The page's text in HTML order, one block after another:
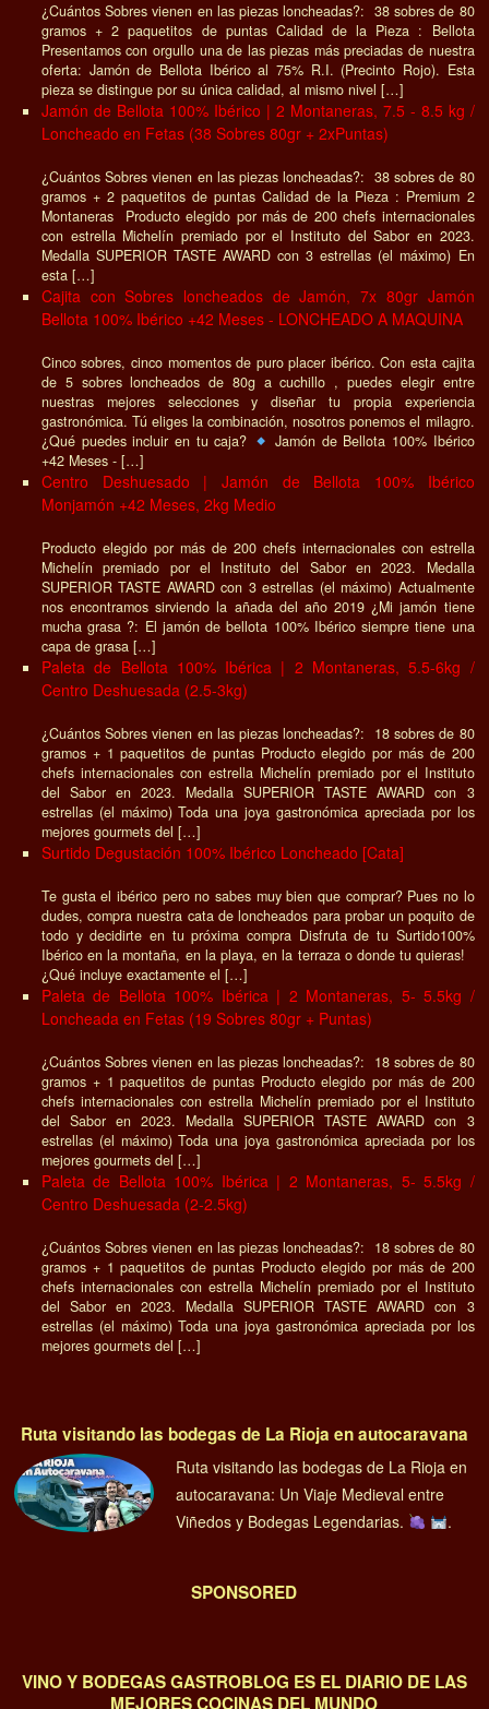
¿Cuántos Sobres vienen en las piezas loncheadas?: 38 sobres de 80
gramos + 2 paquetitos de puntas Calidad de la Pieza : Bellota
Presentamos con orgullo una de las piezas más preciadas de nuestra
oferta: Jamón de Bellota Ibérico al 75% R.I. (Precinto Rojo). Esta
pieza se distingue por su única calidad, al mismo nivel […]
Jamón de Bellota 100% Ibérico | 2 Montaneras, 7.5 - 8.5 kg /
Loncheado en Fetas (38 Sobres 80gr + 2xPuntas)
¿Cuántos Sobres vienen en las piezas loncheadas?: 38 sobres de 80
gramos + 2 paquetitos de puntas Calidad de la Pieza : Premium 2
Montaneras Producto elegido por más de 200 chefs internacionales
con estrella Michelín premiado por el Instituto del Sabor en 2023.
Medalla SUPERIOR TASTE AWARD con 3 estrellas (el máximo) En
esta […]
Cajita con Sobres loncheados de Jamón, 7x 80gr Jamón
Bellota 100% Ibérico +42 Meses - LONCHEADO A MAQUINA
Cinco sobres, cinco momentos de puro placer ibérico. Con esta cajita
de 5 sobres loncheados de 80g a cuchillo , puedes elegir entre
nuestras mejores selecciones y diseñar tu propia experiencia
gastronómica. Tú eliges la combinación, nosotros ponemos el milagro.
¿Qué puedes incluir en tu caja?
Jamón de Bellota 100% Ibérico
+42 Meses - […]
Centro Deshuesado | Jamón de Bellota 100% Ibérico
Monjamón +42 Meses, 2kg Medio
Producto elegido por más de 200 chefs internacionales con estrella
Michelín premiado por el Instituto del Sabor en 2023. Medalla
SUPERIOR TASTE AWARD con 3 estrellas (el máximo) Actualmente
nos encontramos sirviendo la añada del año 2019 ¿Mi jamón tiene
mucha grasa ?: El jamón de bellota 100% Ibérico siempre tiene una
capa de grasa […]
Paleta de Bellota 100% Ibérica | 2 Montaneras, 5.5-6kg /
Centro Deshuesada (2.5-3kg)
¿Cuántos Sobres vienen en las piezas loncheadas?: 18 sobres de 80
gramos + 1 paquetitos de puntas Producto elegido por más de 200
chefs internacionales con estrella Michelín premiado por el Instituto
del Sabor en 2023. Medalla SUPERIOR TASTE AWARD con 3
estrellas (el máximo) Toda una joya gastronómica apreciada por los
mejores gourmets del […]
Surtido Degustación 100% Ibérico Loncheado [Cata]
Te gusta el ibérico pero no sabes muy bien que comprar? Pues no lo
dudes, compra nuestra cata de loncheados para probar un poquito de
todo y decidirte en tu próxima compra Disfruta de tu Surtido100%
Ibérico en la montaña, en la playa, en la terraza o donde tu quieras!
¿Qué incluye exactamente el […]
Paleta de Bellota 100% Ibérica | 2 Montaneras, 5- 5.5kg /
Loncheada en Fetas (19 Sobres 80gr + Puntas)
¿Cuántos Sobres vienen en las piezas loncheadas?: 18 sobres de 80
gramos + 1 paquetitos de puntas Producto elegido por más de 200
chefs internacionales con estrella Michelín premiado por el Instituto
del Sabor en 2023. Medalla SUPERIOR TASTE AWARD con 3
estrellas (el máximo) Toda una joya gastronómica apreciada por los
mejores gourmets del […]
Paleta de Bellota 100% Ibérica | 2 Montaneras, 5- 5.5kg /
Centro Deshuesada (2-2.5kg)
¿Cuántos Sobres vienen en las piezas loncheadas?: 18 sobres de 80
gramos + 1 paquetitos de puntas Producto elegido por más de 200
chefs internacionales con estrella Michelín premiado por el Instituto
del Sabor en 2023. Medalla SUPERIOR TASTE AWARD con 3
estrellas (el máximo) Toda una joya gastronómica apreciada por los
mejores gourmets del […]
Ruta visitando las bodegas de La Rioja en autocaravana
Ruta visitando las bodegas de La Rioja en
autocaravana: Un Viaje Medieval entre
Viñedos y Bodegas Legendarias.
.
SPONSORED
VINO Y BODEGAS GASTROBLOG ES EL DIARIO DE LAS
MEJORES COCINAS DEL MUNDO